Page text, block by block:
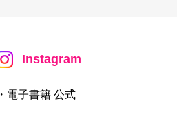
Instagram
・電子書籍 公式